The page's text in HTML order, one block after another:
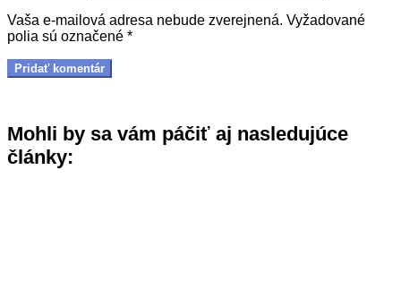
Vaša e-mailová adresa nebude zverejnená. Vyžadované
polia sú označené *
Mohli by sa vám páčiť aj nasledujúce
články: